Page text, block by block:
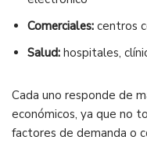
Comerciales: centros
Salud: hospitales,
Cada uno responde de
económicos, ya que no
factores de demanda o